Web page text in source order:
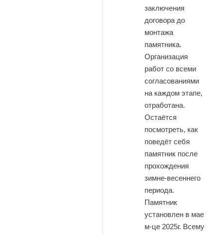
заключения
договора до
монтажа
памятника.
Организация
работ со всеми
согласованиями
на каждом этапе,
отработана.
Остаётся
посмотреть, как
поведёт себя
памятник после
прохождения
зимне-весеннего
периода.
Памятник
установлен в мае
м-це 2025г. Всему